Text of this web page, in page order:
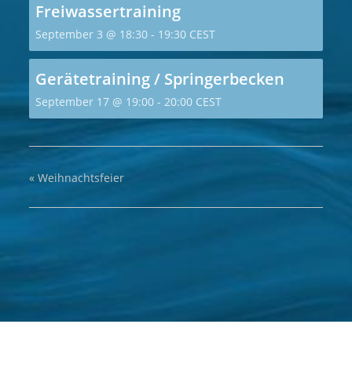
Freiwassertraining
September 3 @ 18:30 - 19:30 CEST
Gerätetraining / Springerbecken
September 17 @ 19:00 -20:00 CEST
« Weihnachtsfeier